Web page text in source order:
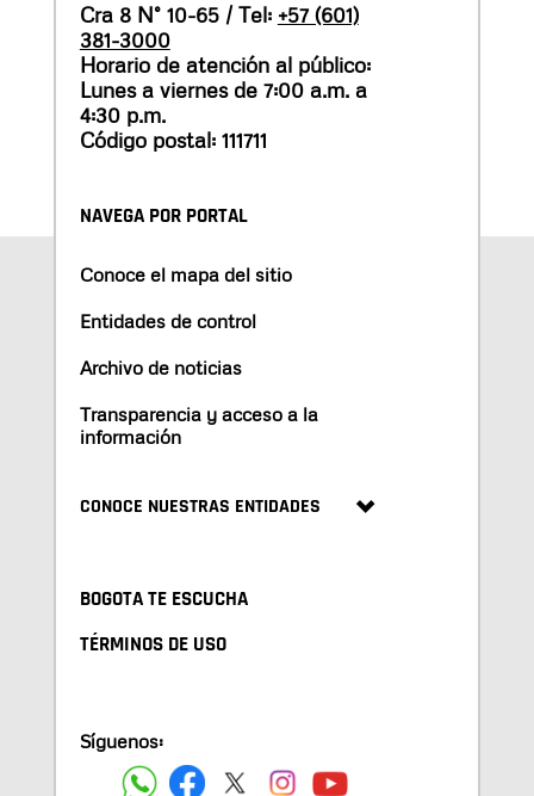
Cra 8 N° 10-65 / Tel: +57 (601)
381-3000
Horario de atención al público:
Lunes a viernes de 7:00 a.m. a
4:30 p.m.
Código postal: 111711
NAVEGA POR PORTAL
Conoce el mapa del sitio
Entidades de control
Archivo de noticias
Transparencia y acceso a la
información
CONOCE NUESTRAS ENTIDADES
BOGOTA TE ESCUCHA
TÉRMINOS DE USO
Síguenos: